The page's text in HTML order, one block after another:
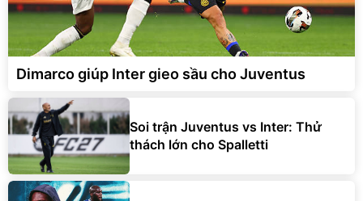
Dimarco giúp Inter gieo sầu cho Juventus
Soi trận Juventus vs Inter: Thử
thách lớn cho Spalletti